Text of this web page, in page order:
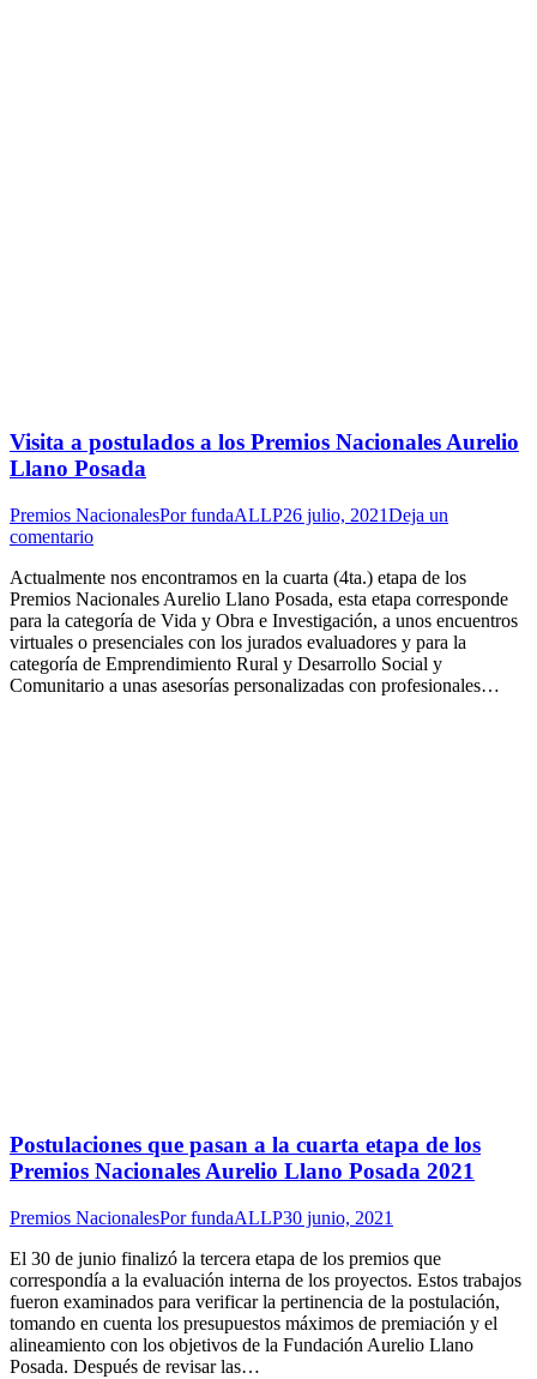
Visita a postulados a los Premios Nacionales Aurelio
Llano Posada
Premios NacionalesPorfundaALLP26 julio, 2021Deja un
comentario
Actualmente nos encontramos en la cuarta (4ta.) etapa de los
Premios Nacionales Aurelio Llano Posada, esta etapa corresponde
para la categoría de Vida y Obra e Investigación, a unos encuentros
virtuales o presenciales con los jurados evaluadores y para la
categoría de Emprendimiento Rural y Desarrollo Social y
Comunitario a unas asesorías personalizadas con profesionales…
Postulaciones que pasan a la cuarta etapa de los
Premios Nacionales Aurelio Llano Posada 2021
Premios NacionalesPorfundaALLP30 junio, 2021
El 30 de junio finalizó la tercera etapa de los premios que
correspondía a la evaluación interna de los proyectos. Estos trabajos
fueron examinados para verificar la pertinencia de la postulación,
tomando en cuenta los presupuestos máximos de premiación y el
alineamiento con los objetivos de la Fundación Aurelio Llano
Posada. Después de revisar las…